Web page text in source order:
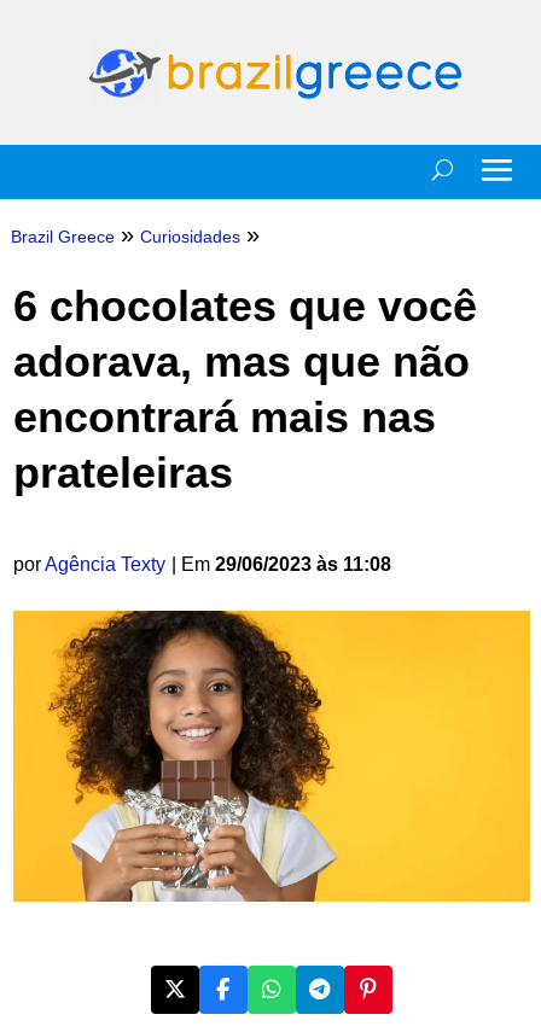
Brazil Greece » Curiosidades »
6 chocolates que você
adorava, mas que não
encontrará mais nas
prateleiras
porAgência Texty | Em 29/06/2023 às 11:08